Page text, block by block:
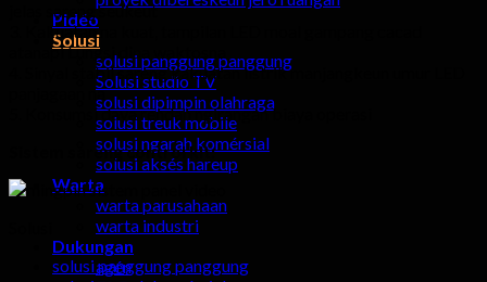
Pidéo
Solusi
solusi panggung panggung
Solusi studio TV
solusi dipimpin olahraga
solusi treuk mobile
solusi ngarah komérsial
solusi aksés hareup
Warta
warta parusahaan
warta industri
Dukungan
agén
jelas sareng seukeut
3. Kakuatan na kuat, tampilan LED moal gampang cacad
atanapi Lungsi dina waktosna
4. Sinyal stabil sareng kakuatan listrik manjangkeun umur LED
panjagaan na
5. Konsumsi daya rendah ngirangan biaya operasi
Sistem sareng control kit:
solusi panggung panggung